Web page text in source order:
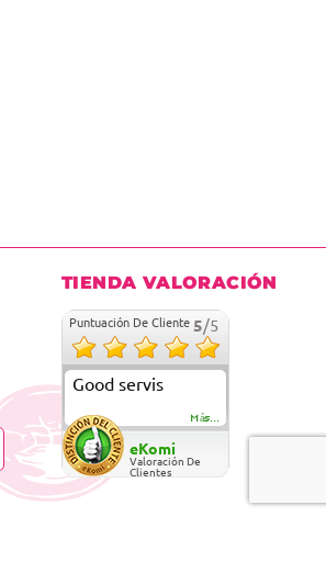
TIENDA VALORACIÓN
Puntuación De Cliente 5/5
Good servis
Más...
eKomi
Valoración De
Clientes